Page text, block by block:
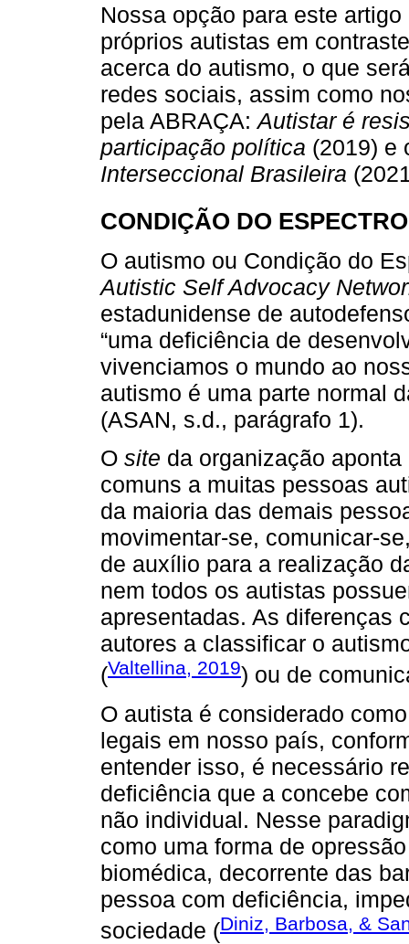
Nossa opção para este
próprios autistas em
acerca do autismo, o que
redes sociais, assim como
pela ABRAÇA:Autistar é
participação política (2019) e
Interseccional Brasileira
CONDIÇÃO DO
O autismo ou Condição do
Autistic Self Advocacy
estadunidense de
“uma deficiência de
vivenciamos o mundo ao
autismo é uma parte normal
(ASAN, s.d., parágrafo 1).
O site da organização
comuns a muitas pessoas
da maioria das demais
movimentar-se, comunicar-
de auxílio para a realização
nem todos os autistas
apresentadas. As diferenças
autores a classificar o
(Valtellina, 2019) ou de
O autista é considerado
legais em nosso país,
entender isso, é necessário
deficiência que a concebe
não individual. Nesse
como uma forma de
biomédica, decorrente das
pessoa com deficiência,
sociedade (Diniz, Barbosa, &